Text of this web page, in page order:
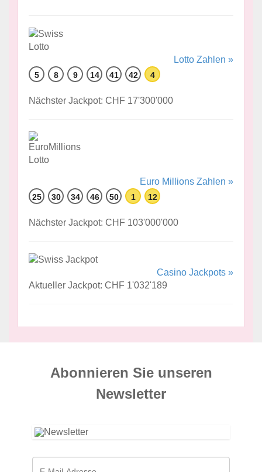
Lotto Zahlen »
5 8 9 14 41 42 4
Nächster Jackpot: CHF 17'300'000
Euro Millions Zahlen »
25 30 34 46 50 1 12
Nächster Jackpot: CHF 103'000'000
Casino Jackpots »
Aktueller Jackpot: CHF 1'032'189
Abonnieren Sie unseren
News­letter